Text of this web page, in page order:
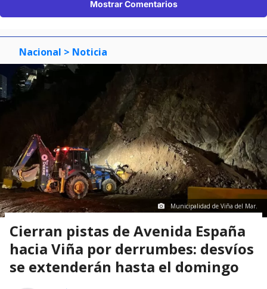
Mostrar Comentarios
Nacional > Noticia
Municipalidad de Viña del Mar.
Cierran pistas de Avenida España
hacia Viña por derrumbes: desvíos
se extenderán hasta el domingo